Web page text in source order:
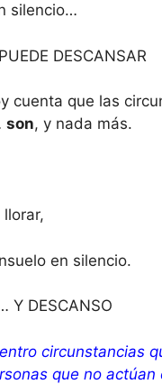
silencio…
DESCANSAR
cuenta que las
son, y nada más.
en silencio.
Y DESCANSO
circunstancias
que no actúan